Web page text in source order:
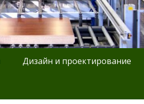
Дизайн и проектирование